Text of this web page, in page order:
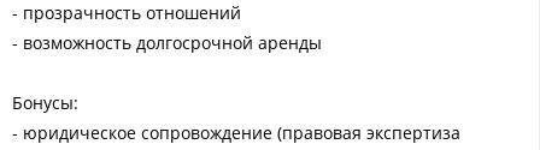
- прозрачность отношений
- возможность долгосрочной аренды
Бонусы:
- юридическое сопровождение (правовая экспертиза